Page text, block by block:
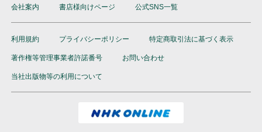
会社案内 書店様向けページ 公式SNS一覧
利用規約 プライバシーポリシー 特定商取引法に基づく表示
著作権等管理事業者許諾番号 お問い合わせ
当社出版物等の利用について